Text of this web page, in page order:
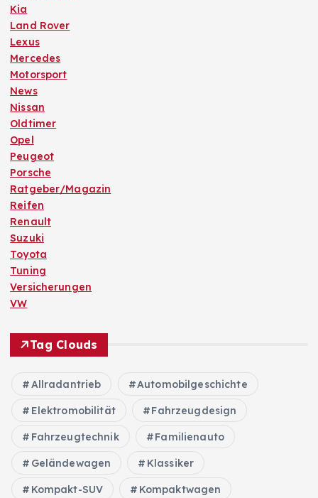
Kia
Land Rover
Lexus
Mercedes
Motorsport
News
Nissan
Oldtimer
Opel
Peugeot
Porsche
Ratgeber/Magazin
Reifen
Renault
Suzuki
Toyota
Tuning
Versicherungen
VW
Tag Clouds
Allradantrieb Automobilgeschichte
Elektromobilität Fahrzeugdesign
Fahrzeugtechnik Familienauto
Geländewagen Klassiker
Kompakt-SUV Kompaktwagen